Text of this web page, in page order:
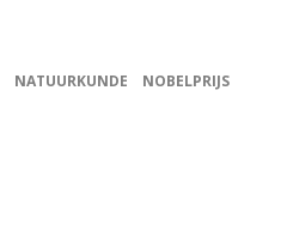
NATUURKUNDE
NOBELPRIJS